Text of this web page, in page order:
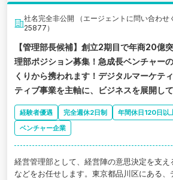
社名完全非公開 （エージェントに問い合わせ
25877）
【管理部長候補】創立2期目で年商20億
理部ポジション募集！急成長ベンチャー
くりから携われます！デジタルマーケテ
ティブ事業を主軸に、ビジネスを展開し
経験者優遇 完全週休2日制 年間休日120日以
ベンチャー企業
経営管理部として、経営陣の意思決定を支え
などをお任せします。東京都品川区にある